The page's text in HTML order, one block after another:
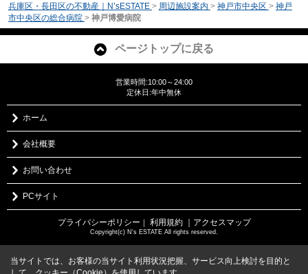
兵庫区・長田区の不動産｜N’sESTATE > 周辺施設案内 > 神戸市中央区 > 神戸
市中央区の総合病院 > 神戸博愛病院
ページトップに戻る
営業時間:10:00～24:00
定休日:年中無休
ホーム
会社概要
お問い合わせ
PCサイト
プライバシーポリシー ｜ 利用規約 ｜アクセスマップ
Copyright(c) N's ESTATE All rights reserved.
当サイトでは、お客様の当サイト利用状況把握、サービス向上検討を目的と